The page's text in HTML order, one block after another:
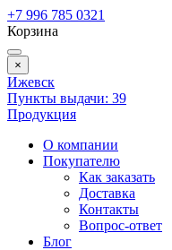
+7 996 785 0321
Корзина
×
Ижевск
Пункты выдачи: 39
Продукция
О компании
Покупателю
Как заказать
Доставка
Контакты
Вопрос-ответ
Блог